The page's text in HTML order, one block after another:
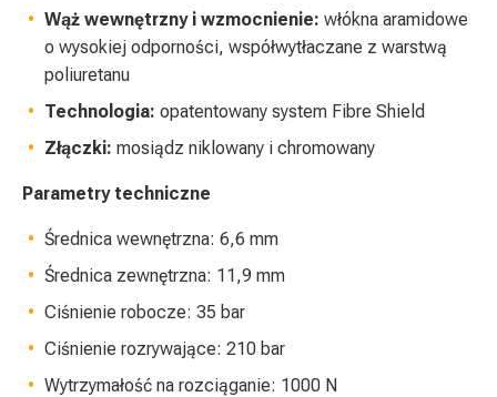
Wąż wewnętrzny i wzmocnienie: włókna aramidowe
o wysokiej odporności, współwytłaczane z warstwą
poliuretanu
Technologia: opatentowany system Fibre Shield
Złączki: mosiądz niklowany i chromowany
Parametry techniczne
Średnica wewnętrzna: 6,6 mm
Średnica zewnętrzna: 11,9 mm
Ciśnienie robocze: 35 bar
Ciśnienie rozrywające: 210 bar
Wytrzymałość na rozciąganie: 1000 N